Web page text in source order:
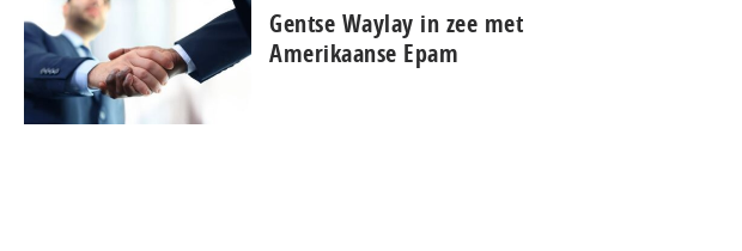
Gentse Waylay in zee met
Amerikaanse Epam